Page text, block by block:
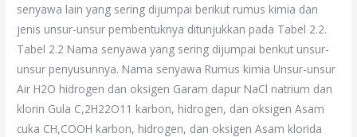
senyawa lain yang sering dijumpai berikut rumus kimia dan
jenis unsur-unsur pembentuknya ditunjukkan pada Tabel 2.2.
Tabel 2.2 Nama senyawa yang sering dijumpai berikut unsur-
unsur penyusunnya. Nama senyawa Rumus kimia Unsur-unsur
Air H2O hidrogen dan oksigen Garam dapur NaCl natrium dan
klorin Gula C,2H22O11 karbon, hidrogen, dan oksigen Asam
cuka CH,COOH karbon, hidrogen, dan oksigen Asam klorida